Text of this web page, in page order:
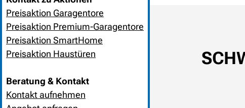
Preisaktion Garagentore
Preisaktion Premium-Garagentore
Preisaktion SmartHome
Preisaktion Haustüren
Beratung & Kontakt
Kontakt aufnehmen